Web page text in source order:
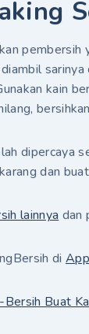
kain
dipercaya
dan
lainnya dan
di
Buat